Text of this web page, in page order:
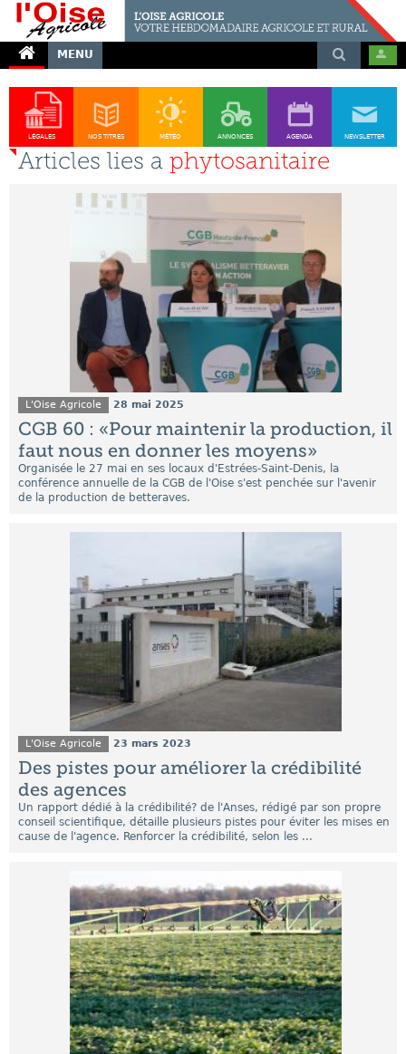
MENU
LÉGALES NOS TITRES MÉTÉO ANNONCES AGENDA NEWSLETTER
Articles lies a phytosanitaire
L'Oise Agricole 28 mai 2025
CGB 60 : «Pour maintenir la production, il
faut nous en donner les moyens»
Organisée le 27 mai en ses locaux d'Estrées-Saint-Denis, la
conférence annuelle de la CGB de l'Oise s'est penchée sur l'avenir
de la production de betteraves.
L'Oise Agricole 23 mars 2023
Des pistes pour améliorer la crédibilité
des agences
Un rapport dédié à la crédibilité? de l'Anses, rédigé par son propre
conseil scientifique, détaille plusieurs pistes pour éviter les mises en
cause de l'agence. Renforcer la crédibilité, selon les ...